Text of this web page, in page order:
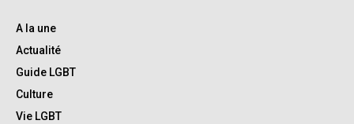
A la une
Actualité
Guide LGBT
Culture
Vie LGBT